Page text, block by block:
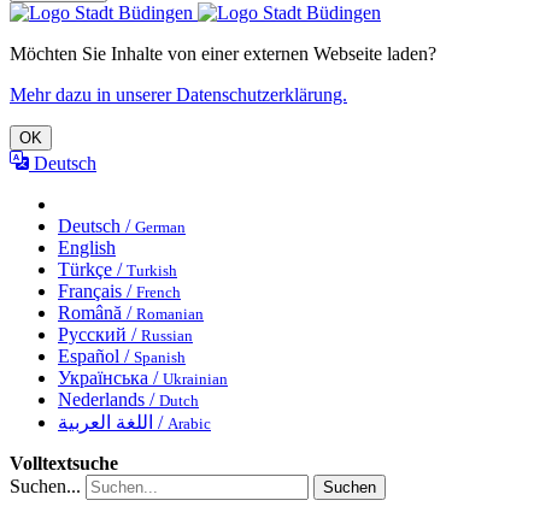
Möchten Sie Inhalte von einer externen Webseite laden?
Mehr dazu in unserer Datenschutzerklärung.
OK
Deutsch
Deutsch / German
English
Türkçe / Turkish
Français / French
Română / Romanian
Русский / Russian
Español / Spanish
Українська / Ukrainian
Nederlands / Dutch
اللغة العربية / Arabic
Volltextsuche
Suchen...
Suchen